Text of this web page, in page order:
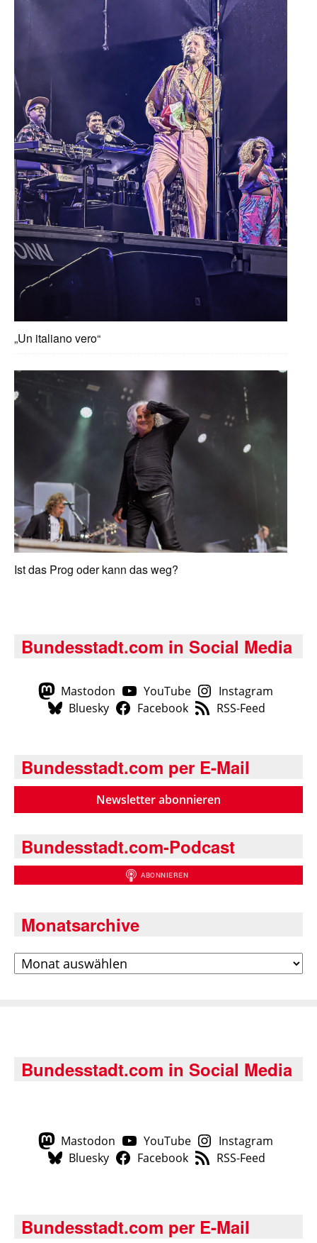
„Un italiano vero“
Ist das Prog oder kann das weg?
Bundesstadt.com in Social Media
Mastodon YouTube
Instagram
Bluesky
Facebook RSS-Feed
Bundesstadt.com per E-Mail
Newsletter abonnieren
Bundesstadt.com-Podcast
Monatsarchive
Archiv
Bundesstadt.com in Social Media
Mastodon YouTube
Instagram
Bluesky
Facebook RSS-Feed
Bundesstadt.com per E-Mail